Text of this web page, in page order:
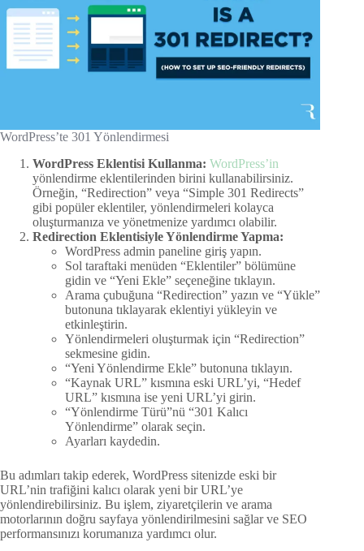
WordPress’te 301 Yönlendirmesi
WordPress Eklentisi Kullanma: WordPress’in
yönlendirme eklentilerinden birini kullanabilirsiniz.
Örneğin, “Redirection” veya “Simple 301 Redirects”
gibi popüler eklentiler, yönlendirmeleri kolayca
oluşturmanıza ve yönetmenize yardımcı olabilir.
Redirection Eklentisiyle Yönlendirme Yapma:
WordPress admin paneline giriş yapın.
Sol taraftaki menüden “Eklentiler” bölümüne
gidin ve “Yeni Ekle” seçeneğine tıklayın.
Arama çubuğuna “Redirection” yazın ve “Yükle”
butonuna tıklayarak eklentiyi yükleyin ve
etkinleştirin.
Yönlendirmeleri oluşturmak için “Redirection”
sekmesine gidin.
“Yeni Yönlendirme Ekle” butonuna tıklayın.
“Kaynak URL” kısmına eski URL’yi, “Hedef
URL” kısmına ise yeni URL’yi girin.
“Yönlendirme Türü”nü “301 Kalıcı
Yönlendirme” olarak seçin.
Ayarları kaydedin.
Bu adımları takip ederek, WordPress sitenizde eski bir
URL’nin trafiğini kalıcı olarak yeni bir URL’ye
yönlendirebilirsiniz. Bu işlem, ziyaretçilerin ve arama
motorlarının doğru sayfaya yönlendirilmesini sağlar ve SEO
performansınızı korumanıza yardımcı olur.